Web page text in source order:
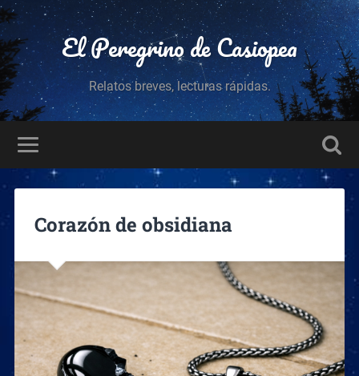
El Peregrino de Casiopea
Relatos breves, lecturas rápidas.
Corazón de obsidiana